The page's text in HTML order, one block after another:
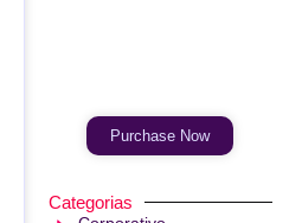
Purchase Now
Categorias